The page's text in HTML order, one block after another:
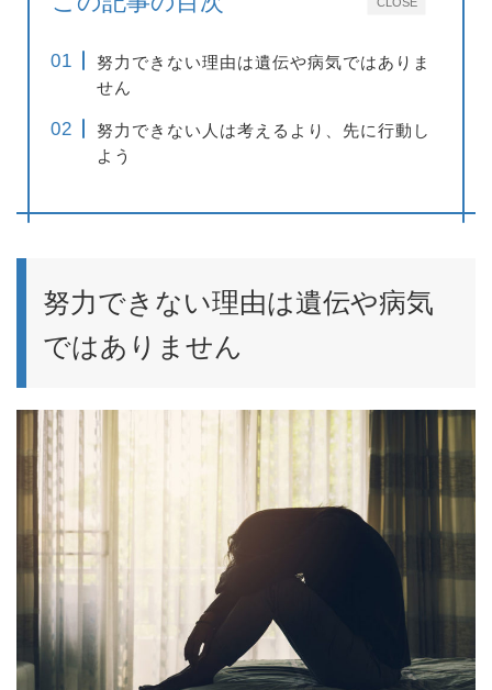
努力できない理由は遺伝や病気ではありま
せん
努力できない人は考えるより、先に行動し
よう
努力できない理由は遺伝や病気
ではありません